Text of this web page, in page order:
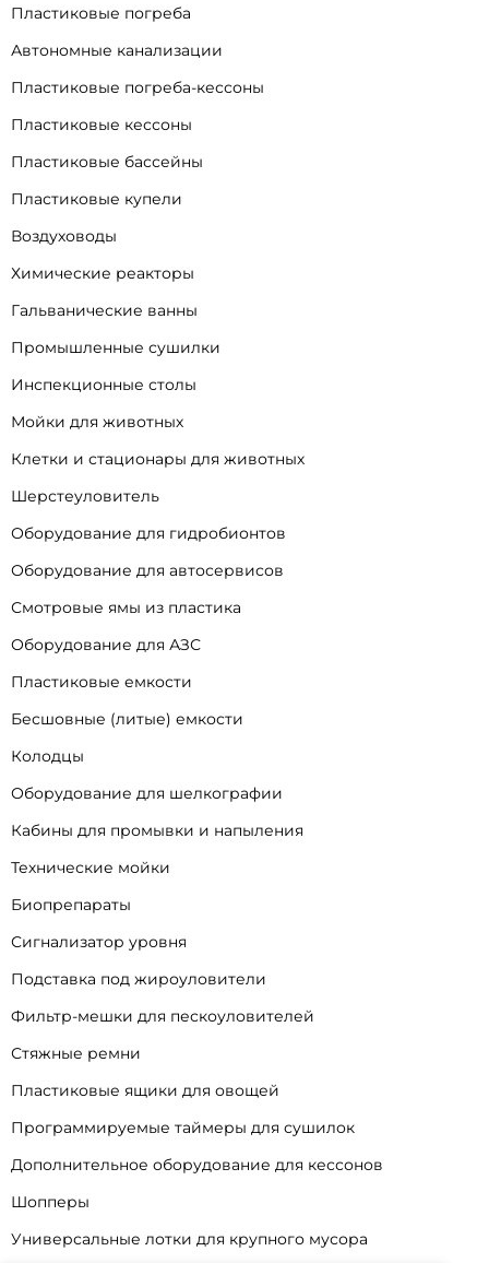
Пластиковые погреба
Автономные канализации
Пластиковые погреба-кессоны
Пластиковые кессоны
Пластиковые бассейны
Пластиковые купели
Воздуховоды
Химические реакторы
Гальванические ванны
Промышленные сушилки
Инспекционные столы
Мойки для животных
Клетки и стационары для животных
Шерстеуловитель
Оборудование для гидробионтов
Оборудование для автосервисов
Смотровые ямы из пластика
Оборудование для АЗС
Пластиковые емкости
Бесшовные (литые) емкости
Колодцы
Оборудование для шелкографии
Кабины для промывки и напыления
Технические мойки
Биопрепараты
Сигнализатор уровня
Подставка под жироуловители
Фильтр-мешки для пескоуловителей
Стяжные ремни
Пластиковые ящики для овощей
Программируемые таймеры для сушилок
Дополнительное оборудование для кессонов
Шопперы
Универсальные лотки для крупного мусора